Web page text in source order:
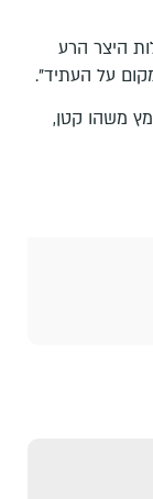
היצר הרע
על העתיד”.
משהו קטן,